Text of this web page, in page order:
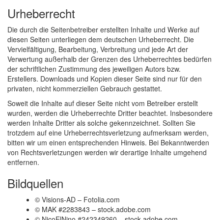
Urheberrecht
Die durch die Seitenbetreiber erstellten Inhalte und Werke auf
diesen Seiten unterliegen dem deutschen Urheberrecht. Die
Vervielfältigung, Bearbeitung, Verbreitung und jede Art der
Verwertung außerhalb der Grenzen des Urheberrechtes bedürfen
der schriftlichen Zustimmung des jeweiligen Autors bzw.
Erstellers. Downloads und Kopien dieser Seite sind nur für den
privaten, nicht kommerziellen Gebrauch gestattet.
Soweit die Inhalte auf dieser Seite nicht vom Betreiber erstellt
wurden, werden die Urheberrechte Dritter beachtet. Insbesondere
werden Inhalte Dritter als solche gekennzeichnet. Sollten Sie
trotzdem auf eine Urheberrechtsverletzung aufmerksam werden,
bitten wir um einen entsprechenden Hinweis. Bei Bekanntwerden
von Rechtsverletzungen werden wir derartige Inhalte umgehend
entfernen.
Bildquellen
© Visions-AD – Fotolia.com
© MAK #2283843 – stock.adobe.com